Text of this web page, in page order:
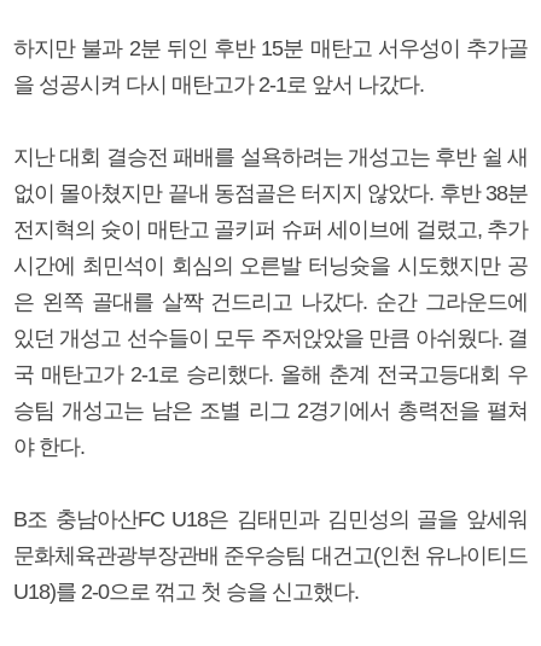
하지만 불과 2분 뒤인 후반 15분 매탄고 서우성이 추가골
을 성공시켜 다시 매탄고가 2-1로 앞서 나갔다.
지난 대회 결승전 패배를 설욕하려는 개성고는 후반 쉴 새
없이 몰아쳤지만 끝내 동점골은 터지지 않았다. 후반 38분
전지혁의 슛이 매탄고 골키퍼 슈퍼 세이브에 걸렸고, 추가
시간에 최민석이 회심의 오른발 터닝슛을 시도했지만 공
은 왼쪽 골대를 살짝 건드리고 나갔다. 순간 그라운드에
있던 개성고 선수들이 모두 주저앉았을 만큼 아쉬웠다. 결
국 매탄고가 2-1로 승리했다. 올해 춘계 전국고등대회 우
승팀 개성고는 남은 조별 리그 2경기에서 총력전을 펼쳐
야 한다.
B조 충남아산FC U18은 김태민과 김민성의 골을 앞세워
문화체육관광부장관배 준우승팀 대건고(인천 유나이티드
U18)를 2-0으로 꺾고 첫 승을 신고했다.